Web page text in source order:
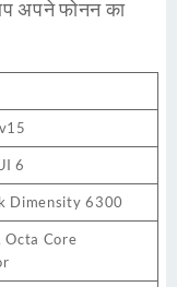
अपने फोनन का
6
Dimensity 6300
Octa Core